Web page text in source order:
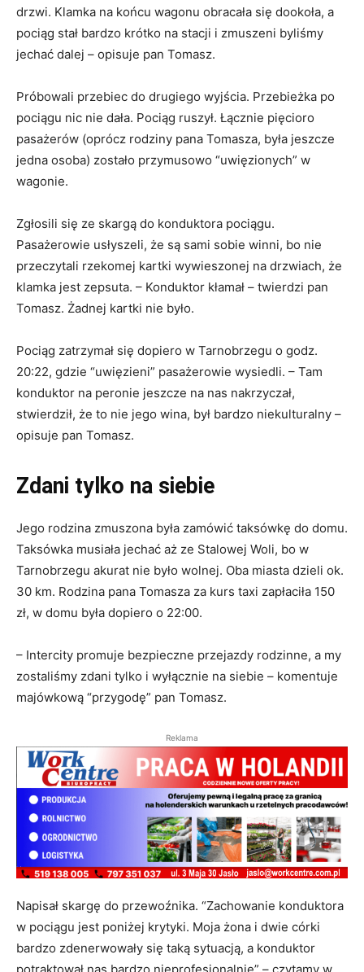
drzwi. Klamka na końcu wagonu obracała się dookoła, a
pociąg stał bardzo krótko na stacji i zmuszeni byliśmy
jechać dalej – opisuje pan Tomasz.
Próbowali przebiec do drugiego wyjścia. Przebieżka po
pociągu nic nie dała. Pociąg ruszył. Łącznie pięcioro
pasażerów (oprócz rodziny pana Tomasza, była jeszcze
jedna osoba) zostało przymusowo “uwięzionych” w
wagonie.
Zgłosili się ze skargą do konduktora pociągu.
Pasażerowie usłyszeli, że są sami sobie winni, bo nie
przeczytali rzekomej kartki wywieszonej na drzwiach, że
klamka jest zepsuta. – Konduktor kłamał – twierdzi pan
Tomasz. Żadnej kartki nie było.
Pociąg zatrzymał się dopiero w Tarnobrzegu o godz.
20:22, gdzie “uwięzieni” pasażerowie wysiedli. – Tam
konduktor na peronie jeszcze na nas nakrzyczał,
stwierdził, że to nie jego wina, był bardzo niekulturalny –
opisuje pan Tomasz.
Zdani tylko na siebie
Jego rodzina zmuszona była zamówić taksówkę do domu.
Taksówka musiała jechać aż ze Stalowej Woli, bo w
Tarnobrzegu akurat nie było wolnej. Oba miasta dzieli ok.
30 km. Rodzina pana Tomasza za kurs taxi zapłaciła 150
zł, w domu była dopiero o 22:00.
– Intercity promuje bezpieczne przejazdy rodzinne, a my
zostaliśmy zdani tylko i wyłącznie na siebie – komentuje
majówkową “przygodę” pan Tomasz.
Reklama
Napisał skargę do przewoźnika. “Zachowanie konduktora
w pociągu jest poniżej krytyki. Moja żona i dwie córki
bardzo zdenerwowały się taką sytuacją, a konduktor